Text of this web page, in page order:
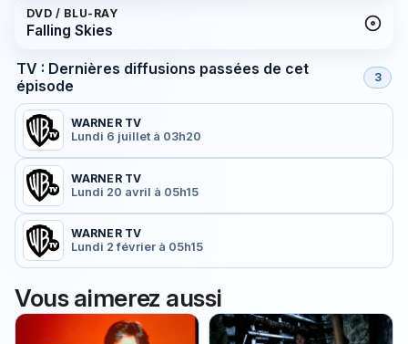
DVD / BLU-RAY
Falling Skies
TV : Dernières diffusions passées de cet
épisode
3
WARNER TV
Lundi 6 juillet à 03h20
WARNER TV
Lundi 20 avril à 05h15
WARNER TV
Lundi 2 février à 05h15
Vous aimerez aussi